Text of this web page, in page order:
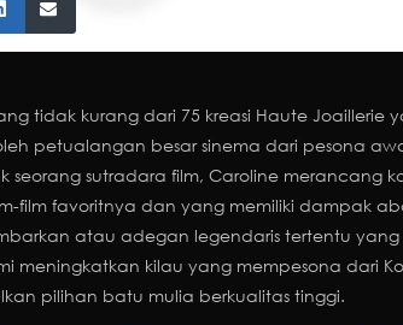
tidak kurang dari 75 kreasi Haute Joaillerie
petualangan besar sinema dari pesona
seorang sutradara film, Caroline merancang
film favoritnya dan yang memiliki dampak
atau adegan legendaris tertentu
meningkatkan kilau yang mempesona dari
pilihan batu mulia berkualitas tinggi.